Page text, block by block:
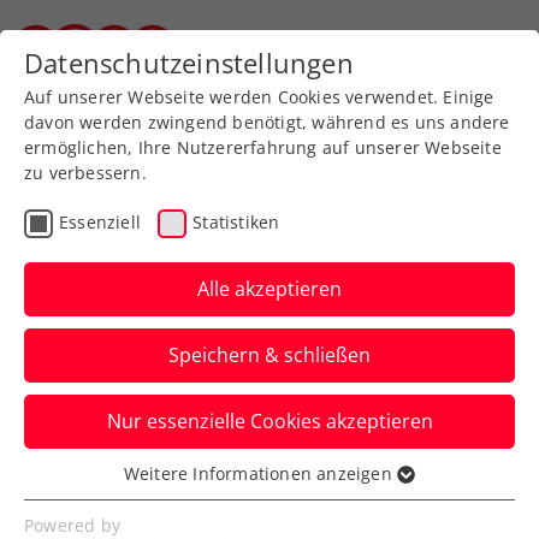
Zurück zur Newsübersicht
Davis Cup
KURIER Austria Davis Cup
Team in bester Besetzung
um Einzug in Top 8 der
Welt
Vorläufiger Kader in Ungarn: Filip Misolic,
Sebastian Ofner, Jurij Rodionov, Lucas
Miedler, Alexander Erler.
Datenschutzeinstellungen
Auf unserer Webseite werden Cookies verwendet. Einige
davon werden zwingend benötigt, während es uns andere
ermöglichen, Ihre Nutzererfahrung auf unserer Webseite
zu verbessern.
Essenziell Statistiken
Alle akzeptieren
Speichern & schließen
Nur essenzielle Cookies akzeptieren
Essenziell
Essenzielle Cookies werden für grundlegende
Weitere Informationen anzeigen
Powered by